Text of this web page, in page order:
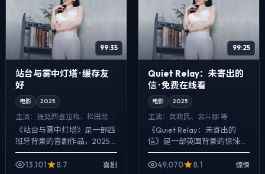
99:35
站台与雾中灯塔 · 缓存友
好
电影 2025
主演： 提莫西·查拉梅、松田龙平
等
《站台与雾中灯塔》是一部西
班牙背景的喜剧作品，2025
年公映，由李安执导，提莫西·
查拉梅、松田龙平、菅田将晖
13,101 8.7 喜剧
99:25
Quiet Relay：未寄出的
信 · 免费在线看
电影 2025
主演： 黄政民、裴斗娜 等
《Quiet Relay：未寄出的
信》是一部英国背景的惊悚作
品，2025年公映，由林超贤
执导，黄政民、裴斗娜、倪妮
49,070 8.1 惊悚